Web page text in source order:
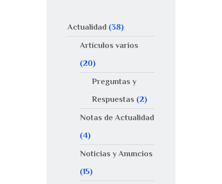
Actualidad (38)
Artículos varios
(20)
Preguntas y
Respuestas (2)
Notas de Actualidad
(4)
Noticias y Anuncios
(15)